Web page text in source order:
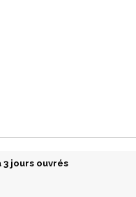
3 jours ouvrés